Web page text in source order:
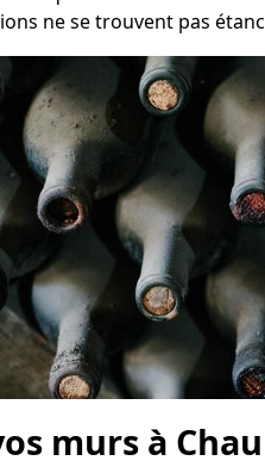
ne se trouvent pas
murs à